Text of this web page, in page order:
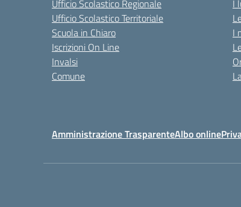
Ufficio Scolastico Regionale
Ufficio Scolastico Territoriale
Scuola in Chiaro
Iscrizioni On Line
Invalsi
Comune
I
I
Amministrazione TrasparenteAlbo online